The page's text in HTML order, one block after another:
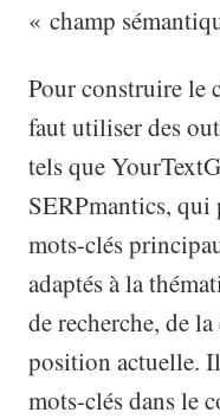
« champ
Pour construire le
faut utiliser des
tels que
SERPmantics, qui
mots-clés
adaptés à la
de recherche, de
position actuelle.
mots-clés dans le